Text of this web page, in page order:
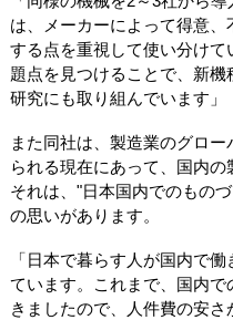
は、メーカーによって得意
する点を重視して使い分け
題点を見つけることで、新
研究にも取り組んでいます」
また同社は、製造業のグロ
られる現在にあって、国内の
それは、"日本国内でのもの
の思いがあります。
「日本で暮らす人が国内で
ています。これまで、国内
きましたので、人件費の安